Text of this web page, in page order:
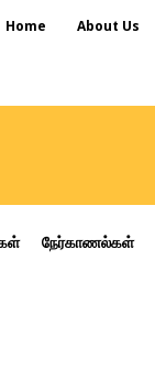
Home About Us
நேர்காணல்கள்